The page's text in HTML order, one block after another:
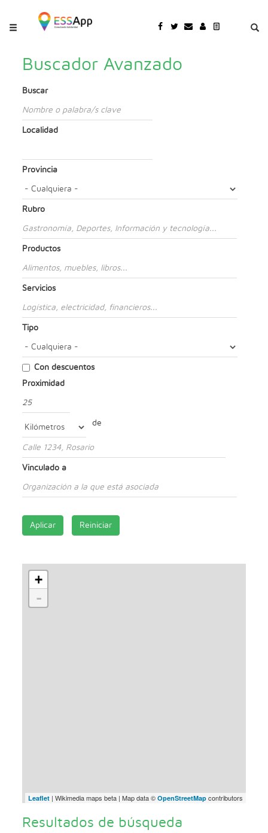
Buscador Avanzado
Buscar
Localidad
Provincia
Rubro
Productos
Servicios
Tipo
Con descuentos
Proximidad
Unidad
de
Origen
Vinculado a
Aplicar Reiniciar
+
-
Leaflet| Wikimedia maps beta | Map data © OpenStreetMapcontributors
Resultados de búsqueda